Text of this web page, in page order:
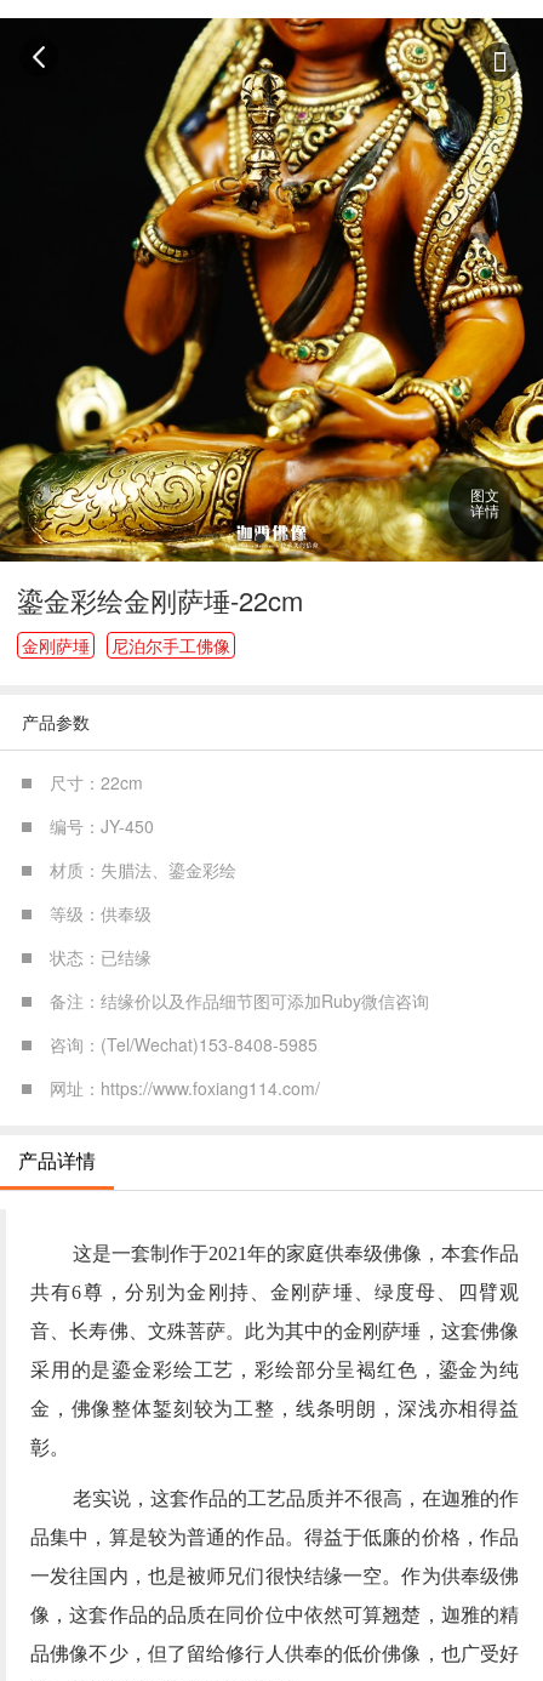
图文
详情
鎏金彩绘金刚萨埵-22cm
金刚萨埵 尼泊尔手工佛像
产品参数
尺寸：22cm
编号：JY-450
材质：失腊法、鎏金彩绘
等级：供奉级
状态：已结缘
备注：结缘价以及作品细节图可添加Ruby微信咨询
咨询：(Tel/Wechat)153-8408-5985
网址：https://www.foxiang114.com/
产品详情
这是一套制作于2021年的家庭供奉级佛像，本套作品
共有6尊，分别为金刚持、金刚萨埵、绿度母、四臂观
音、长寿佛、文殊菩萨。此为其中的金刚萨埵，这套佛像
采用的是鎏金彩绘工艺，彩绘部分呈褐红色，鎏金为纯
金，佛像整体錾刻较为工整，线条明朗，深浅亦相得益
彰。
老实说，这套作品的工艺品质并不很高，在迦雅的作
品集中，算是较为普通的作品。得益于低廉的价格，作品
一发往国内，也是被师兄们很快结缘一空。作为供奉级佛
像，这套作品的品质在同价位中依然可算翘楚，迦雅的精
品佛像不少，但了留给修行人供奉的低价佛像，也广受好